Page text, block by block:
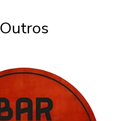
Outros